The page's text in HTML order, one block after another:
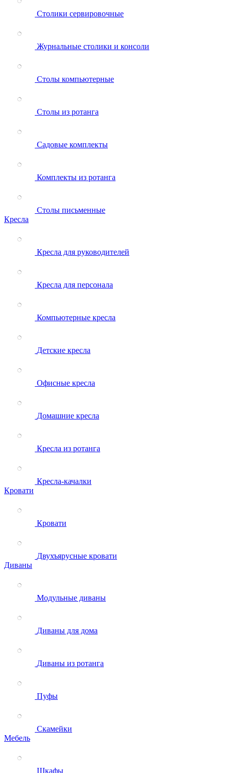
Столики сервировочные
Журнальные столики и консоли
Столы компьютерные
Столы из ротанга
Садовые комплекты
Комплекты из ротанга
Столы письменные
Кресла
Кресла для руководителей
Кресла для персонала
Компьютерные кресла
Детские кресла
Офисные кресла
Домашние кресла
Кресла из ротанга
Кресла-качалки
Кровати
Кровати
Двухъярусные кровати
Диваны
Модульные диваны
Диваны для дома
Диваны из ротанга
Пуфы
Скамейки
Мебель
Шкафы